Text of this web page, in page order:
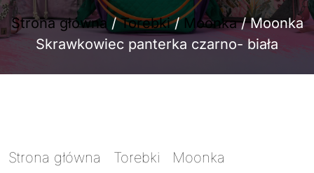
Strona główna /Torebki/Moonka/ Moonka
Skrawkowiec panterka czarno- biała
Strona główna Torebki Moonka